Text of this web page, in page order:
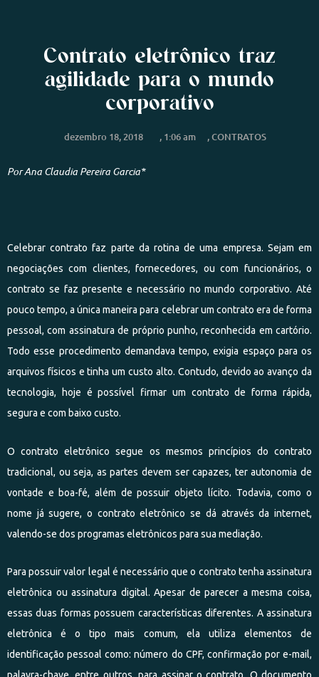
Contrato eletrônico traz
agilidade para o mundo
corporativo
dezembro 18, 2018 , 1:06 am ,CONTRATOS
PorAna Claudia Pereira Garcia*
Celebrar contrato faz parte da rotina de uma empresa. Sejam em
negociações com clientes, fornecedores, ou com funcionários, o
contrato se faz presente e necessário no mundo corporativo. Até
pouco tempo, a única maneira para celebrar um contrato era de forma
pessoal, com assinatura de próprio punho, reconhecida em cartório.
Todo esse procedimento demandava tempo, exigia espaço para os
arquivos físicos e tinha um custo alto. Contudo, devido ao avanço da
tecnologia, hoje é possível firmar um contrato de forma rápida,
segura e com baixo custo.
O contrato eletrônico segue os mesmos princípios do contrato
tradicional, ou seja, as partes devem ser capazes, ter autonomia de
vontade e boa-fé, além de possuir objeto lícito. Todavia, como o
nome já sugere, o contrato eletrônico se dá através da internet,
valendo-se dos programas eletrônicos para sua mediação.
Para possuir valor legal é necessário que o contrato tenha assinatura
eletrônica ou assinatura digital. Apesar de parecer a mesma coisa,
essas duas formas possuem características diferentes. A assinatura
eletrônica é o tipo mais comum, ela utiliza elementos de
identificação pessoal como: número do CPF, confirmação por e-mail,